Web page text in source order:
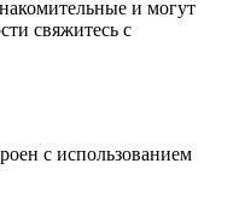
и могут
свяжитесь с
с использованием